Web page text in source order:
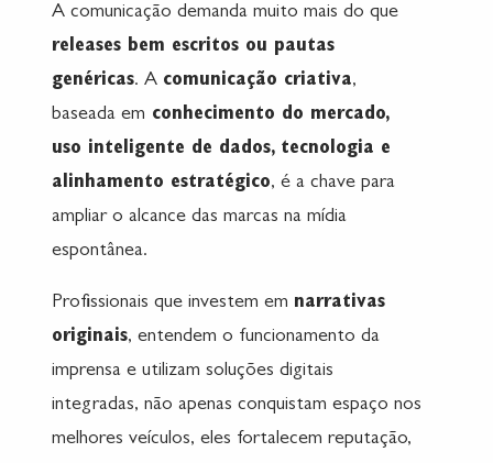
A comunicação demanda muito mais do que
releases bem escritos ou pautas
genéricas. A comunicação criativa,
baseada em conhecimento do mercado,
uso inteligente de dados, tecnologia e
alinhamento estratégico, é a chave para
ampliar o alcance das marcas na mídia
espontânea.
Profissionais que investem em narrativas
originais, entendem o funcionamento da
imprensa e utilizam soluções digitais
integradas, não apenas conquistam espaço nos
melhores veículos, eles fortalecem reputação,